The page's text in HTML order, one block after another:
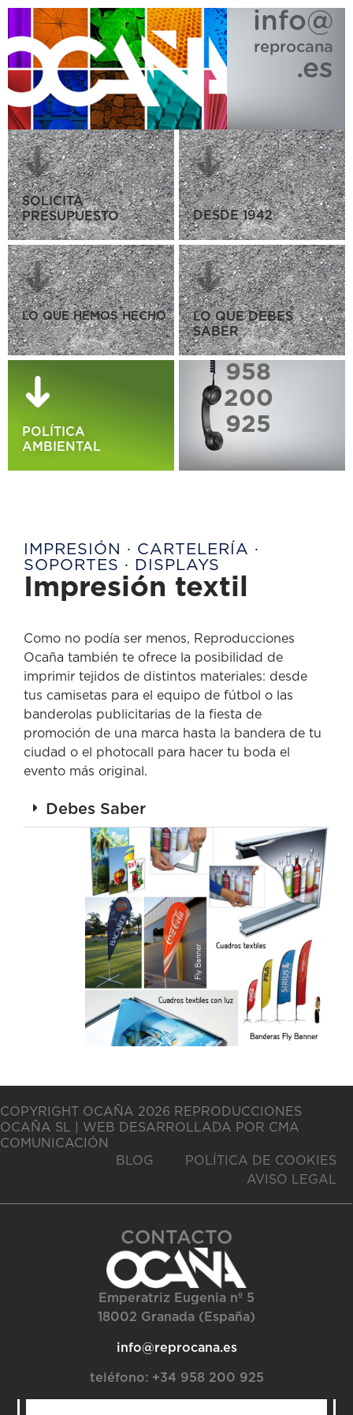
info@
reprocana
.es
SOLICITA
PRESUPUESTO
DESDE 1942
LO QUE HEMOS HECHO
LO QUE DEBES
SABER
POLÍTICA
AMBIENTAL
958
200
925
IMPRESIÓN · CARTELERÍA ·
SOPORTES · DISPLAYS
Impresión textil
Como no podía ser menos, Reproducciones
Ocaña también te ofrece la posibilidad de
imprimir tejidos de distintos materiales: desde
tus camisetas para el equipo de fútbol o las
banderolas publicitarias de la fiesta de
promoción de una marca hasta la bandera de tu
ciudad o el photocall para hacer tu boda el
evento más original.
Debes Saber
COPYRIGHT OCAÑA 2026 REPRODUCCIONES
OCAÑA SL | WEB DESARROLLADA POR CMA
COMUNICACIÓN
BLOG
POLÍTICA DE COOKIES
AVISO LEGAL
CONTACTO
Emperatriz Eugenia nº 5
18002 Granada (España)
info@reprocana.es
teléfono: +34 958 200 925